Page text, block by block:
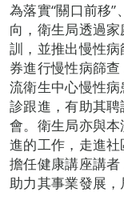
為落實“關口前移”
向，衛生局透過
訓，並推出慢性
券進行慢性病篩
流衛生中心慢性
診跟進，有助其
會。衛生局亦與
進的工作，走進
擔任健康講座講者
助力其事業發展，